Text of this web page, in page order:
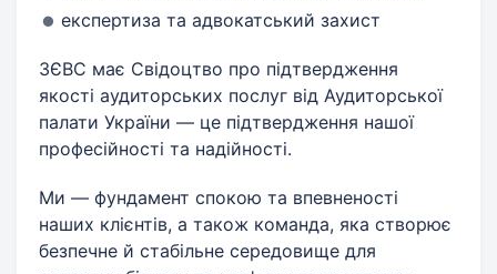
експертиза та адвокатський захист
ЗЄВС має Свідоцтво про підтвердження
якості аудиторських послуг від Аудиторської
палати України — це підтвердження нашої
професійності та надійності.
Ми — фундамент спокою та впевненості
наших клієнтів, а також команда, яка створює
безпечне й стабільне середовище для